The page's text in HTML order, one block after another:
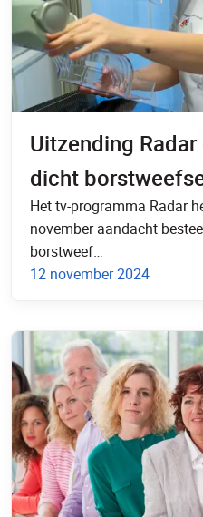
Uitzending
dicht
Het tv-programma Radar
november aandacht
borstweef…
12 november 2024